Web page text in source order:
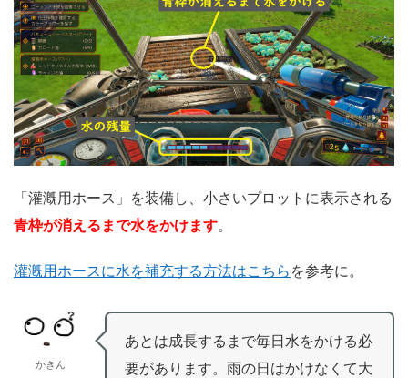
「灌漑用ホース」を装備し、小さいプロットに表示される
青枠が消えるまで水をかけます。
灌漑用ホースに水を補充する方法はこちら を参考に。
かきん
あとは成長するまで毎日水をかける必
要があります。雨の日はかけなくて大